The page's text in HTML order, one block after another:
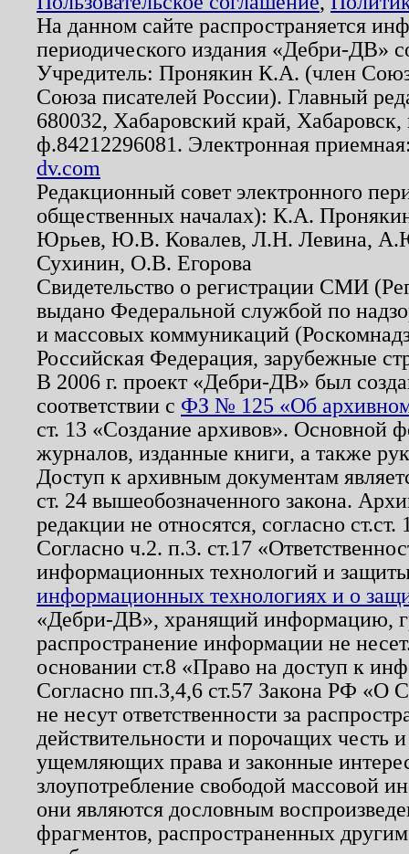
На данном сайте распространяется
периодического издания «Дебри-ДВ»
Учредитель: Пронякин К.А. (член
Союза писателей России). Главный
680032, Хабаровский край,
ф.84212296081. Электронная
dv.com
Редакционный совет электронного
общественных началах): К.А.
Юрьев, Ю.В. Ковалев, Л.Н. Левина,
Сухинин, О.В. Егорова
Свидетельство о регистрации СМИ
выдано Федеральной службой по
и массовых коммуникаций
Российская Федерация, зарубежные
В 2006 г. проект «Дебри-ДВ» был
соответствии с ФЗ № 125 «Об
ст. 13 «Создание архивов». Основной
журналов, изданные книги, а также
Доступ к архивным документам
ст. 24 вышеобозначенного закона.
редакции не относятся, согласно
Согласно ч.2. п.3. ст.17
информационных технологий и
информационных технологиях и о
«Дебри-ДВ», хранящий информацию,
распространение информации не
основании ст.8 «Право на доступ к
Согласно пп.3,4,6 ст.57 Закона РФ «О
не несут ответственности за
действительности и порочащих честь
ущемляющих права и законные
злоупотребление свободой массовой
они являются дословным
фрагментов, распространенных